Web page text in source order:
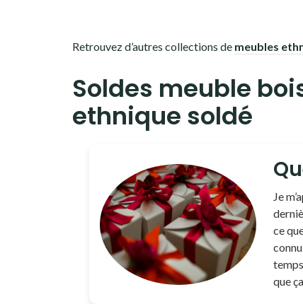
Retrouvez d’autres collections de meubles
Soldes meuble
ethnique soldé
Je
ce
que